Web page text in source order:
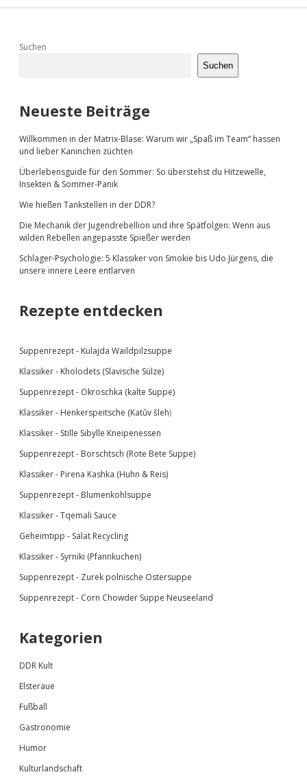
Sidebar
Suchen
Suchen
Neueste Beiträge
Willkommen in der Matrix-Blase: Warum wir „Spaß im Team“ hassen
und lieber Kaninchen züchten
Überlebensguide für den Sommer: So überstehst du Hitzewelle,
Insekten & Sommer-Panik
Wie hießen Tankstellen in der DDR?
Die Mechanik der Jugendrebellion und ihre Spätfolgen: Wenn aus
wilden Rebellen angepasste Spießer werden
Schlager-Psychologie: 5 Klassiker von Smokie bis Udo Jürgens, die
unsere innere Leere entlarven
Rezepte entdecken
Suppenrezept - Kulajda Waildpilzsuppe
Klassiker - Kholodets (Slavische Sülze)
Suppenrezept - Okroschka (kalte Suppe)
Klassiker - Henkerspeitsche (Katův šleh)
Klassiker - Stille Sibylle Kneipenessen
Suppenrezept - Borschtsch (Rote Bete Suppe)
Klassiker - Pirena Kashka (Huhn & Reis)
Suppenrezept - Blumenkohlsuppe
Klassiker -Tqemali Sauce
Geheimtipp - Salat Recycling
Klassiker - Syrniki (Pfannkuchen)
Suppenrezept - Zurek polnische Ostersuppe
Suppenrezept - Corn Chowder Suppe Neuseeland
Kategorien
DDR Kult
Elsteraue
Fußball
Gastronomie
Humor
Kulturlandschaft